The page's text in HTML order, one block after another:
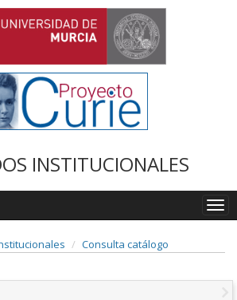
INSTITUCIONALES
Consulta catálogo